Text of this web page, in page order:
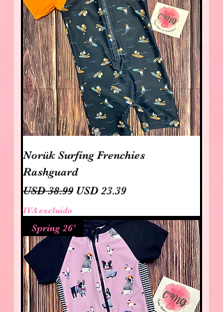
Norük Surfing Frenchies
Rashguard
Precio
USD 38.99 Precio de oferta
USD 23.39
IVA excluido
Spring 26’